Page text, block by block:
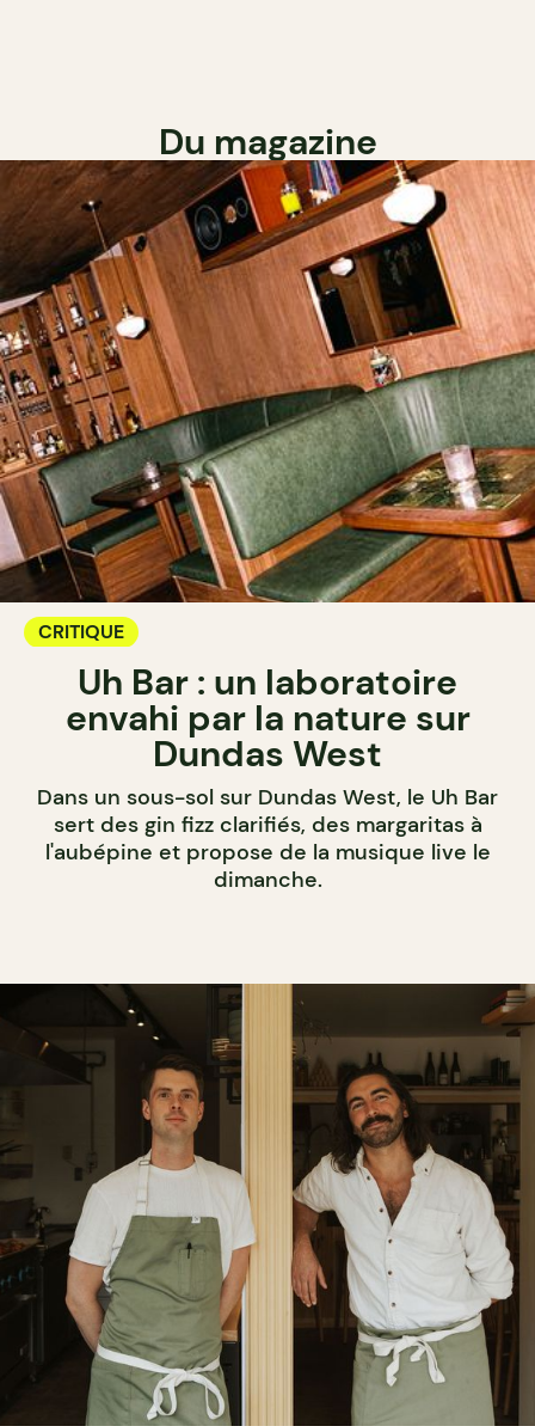
Du magazine
CRITIQUE
Uh Bar : un laboratoire
envahi par la nature sur
Dundas West
Dans un sous-sol sur Dundas West, le Uh Bar
sert des gin fizz clarifiés, des margaritas à
l'aubépine et propose de la musique live le
dimanche.